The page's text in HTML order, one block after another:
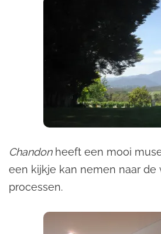
Chandon heeft een mooi
een kijkje kan nemen naar de
processen.